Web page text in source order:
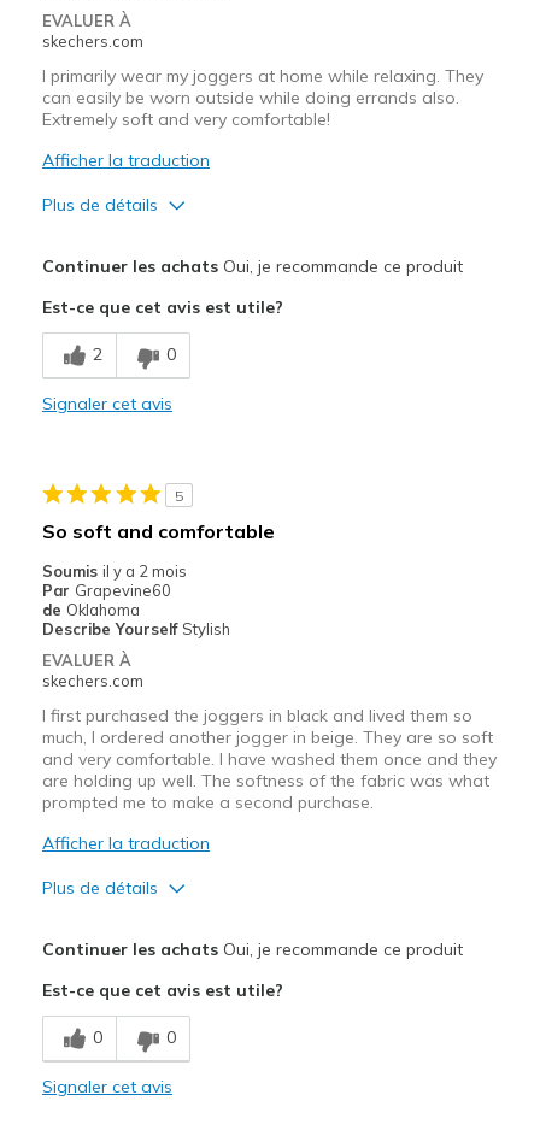
EVALUER À
skechers.com
I primarily wear my joggers at home while relaxing. They
can easily be worn outside while doing errands also.
Extremely soft and very comfortable!
Afficher la traduction
Plus de détails
Breathe Well
Comfortable
Les meilleures utilisations
Travel
Sizing
Continuer les achatsOui, je recommande ce produit
Est-ce que cet avis est utile?
2 0
Signaler cet avis
5
So soft and comfortable
Soumis il y a 2 mois
Par Grapevine60
de Oklahoma
Describe Yourself Stylish
EVALUER À
skechers.com
I first purchased the joggers in black and lived them so
much, I ordered another jogger in beige. They are so soft
and very comfortable. I have washed them once and they
are holding up well. The softness of the fabric was what
prompted me to make a second purchase.
Afficher la traduction
Plus de détails
Comfortable
Stylish
Continuer les achatsOui, je recommande ce produit
Est-ce que cet avis est utile?
0 0
Signaler cet avis